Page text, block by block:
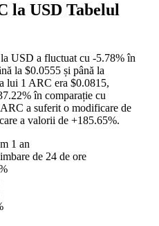
la USD Tabelul
USD a fluctuat cu -5.78%în
la $0.0555 și până la
lui 1 ARC era $0.0815,
în comparație cu
a suferit o modificare de
a valorii de +185.65%.
1 an
de 24 de ore